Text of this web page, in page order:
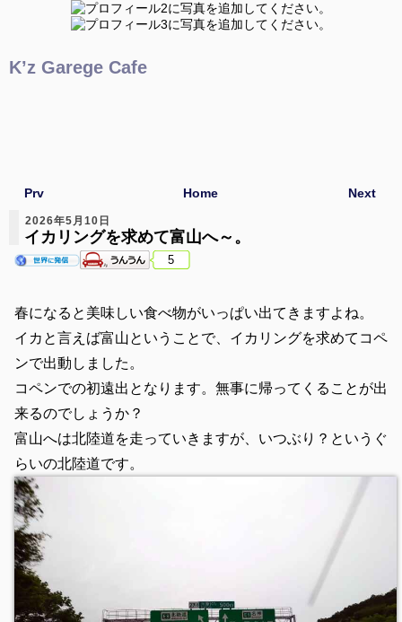
K’z Garege Cafe
Next
Prv Home
2026年5月10日
イカリングを求めて富山へ～。
5
春になると美味しい食べ物がいっぱい出てきますよね。
イカと言えば富山ということで、イカリングを求めてコペ
ンで出動しました。
コペンでの初遠出となります。無事に帰ってくることが出
来るのでしょうか？
富山へは北陸道を走っていきますが、いつぶり？というぐ
らいの北陸道です。